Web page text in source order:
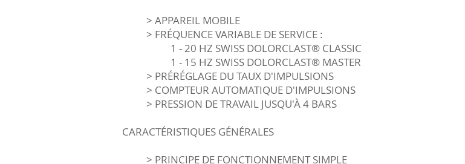
> APPAREIL MOBILE
> FRÉQUENCE VARIABLE DE SERVICE :
1 - 20 HZ SWISS DOLORCLAST® CLASSIC
1 - 15 HZ SWISS DOLORCLAST® MASTER
> PRÉRÉGLAGE DU TAUX D'IMPULSIONS
> COMPTEUR AUTOMATIQUE D'IMPULSIONS
> PRESSION DE TRAVAIL JUSQU'À 4 BARS
CARACTÉRISTIQUES GÉNÉRALES
> PRINCIPE DE FONCTIONNEMENT SIMPLE